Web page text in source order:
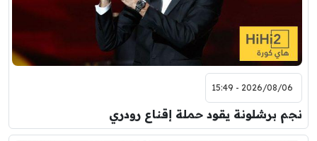
2026/08/06 - 15:49
نجم برشلونة يقود حملة إقناع رودري